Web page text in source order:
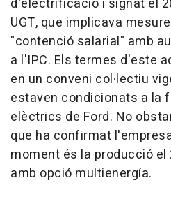
UGT, que implicava
"contenció salarial" amb
a l'IPC. Els termes d'este
en un conveni col·lectiu
estaven condicionats a la
elèctrics de Ford. No
que ha confirmat
moment és la producció el
amb opció multienergía.